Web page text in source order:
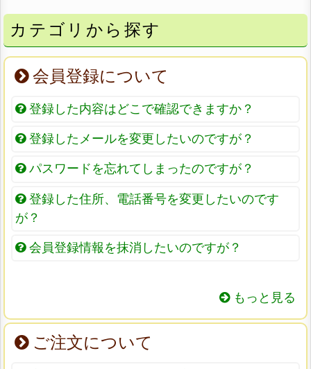
カテゴリから探す
会員登録について
登録した内容はどこで確認できますか？
登録したメールを変更したいのですが？
パスワードを忘れてしまったのですが？
登録した住所、電話番号を変更したいのです
が？
会員登録情報を抹消したいのですが？
もっと見る
ご注文について